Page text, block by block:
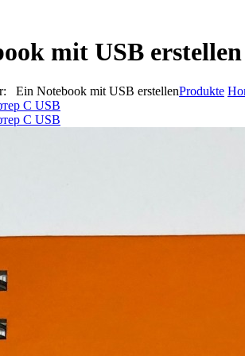
mit USB erstellen
Ein Notebook mit USB erstellenProdukte